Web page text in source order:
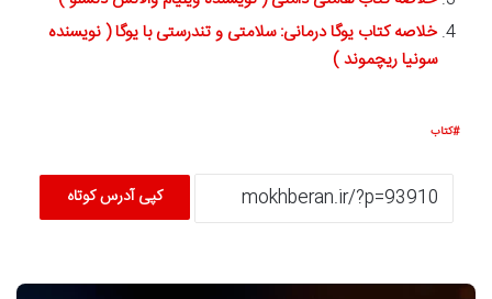
خلاصه کتاب یوگا درمانی: سلامتی و تندرستی با یوگا ( نویسنده
سونیا ریچموند )
کتاب
کپی آدرس کوتاه